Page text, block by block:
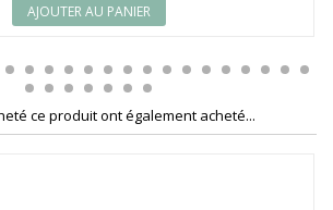
AJOUTER AU PANIER
ce produit ont également acheté...